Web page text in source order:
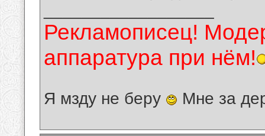
Рекламописец!
аппаратура при нём!
Я мзду не беру Мне за